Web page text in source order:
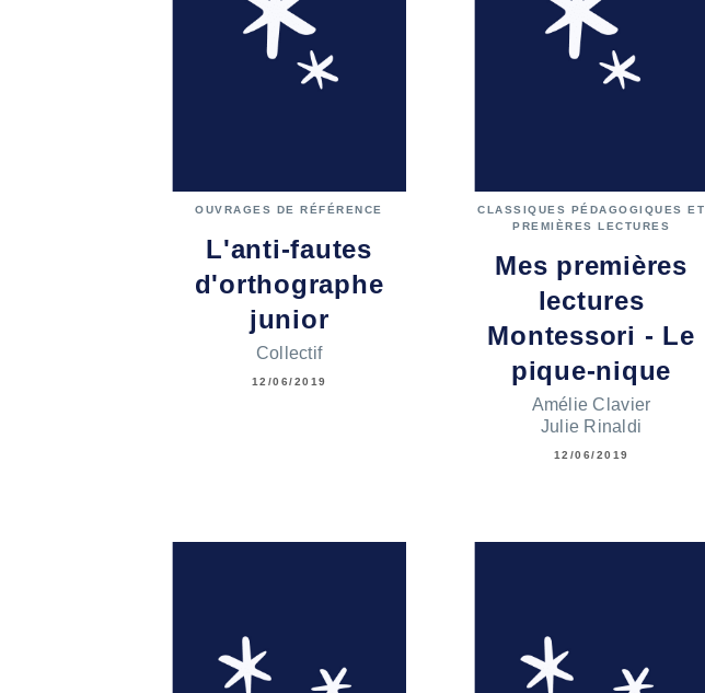
OUVRAGES DE RÉFÉRENCE
L'anti-fautes
d'orthographe
junior
Collectif
12/06/2019
CLASSIQUES PÉDAGOGIQUES ET
PREMIÈRES LECTURES
Mes premières
lectures
Montessori - Le
pique-nique
Amélie Clavier
Julie Rinaldi
12/06/2019